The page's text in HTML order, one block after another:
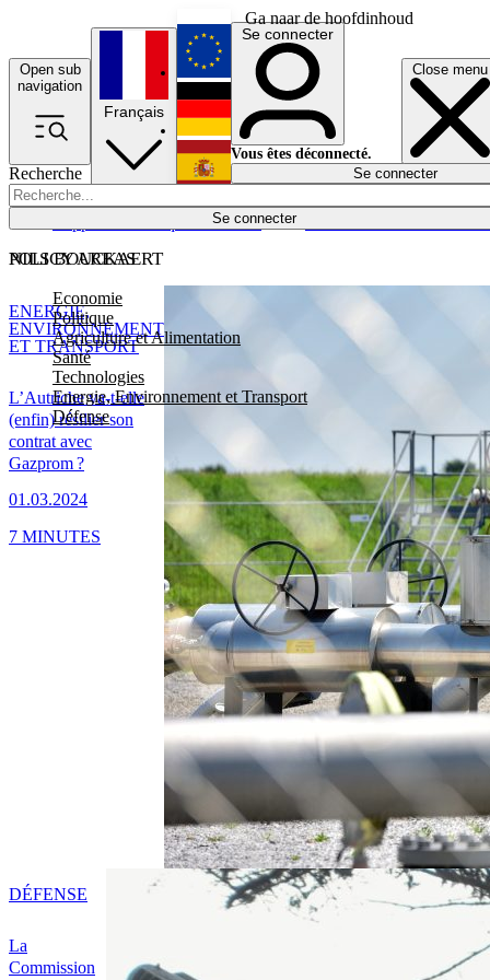
Ga naar de hoofdinhoud
Open sub
navigation
Close menu
Recherche
Se connecter
POLICY AREAS
Economie
Politique
Agriculture et Alimentation
Santé
Technologies
Energie, Environnement et Transport
Défense
Économie
Français
English
Deutsch
Español
Se connecter
Vous êtes déconnecté.
Se connecter
NILS BOUCKAERT
L’Autriche va-t-elle
(enfin) résilier son
contrat avec
Gazprom ?
01.03.2024
ENERGIE,
ENVIRONNEMENT
ET TRANSPORT
7 MINUTES
La
Commission
DÉFENSE